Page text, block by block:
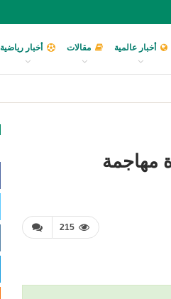
أخبار عالمية مقالات أخبار رياضية
مهاجمة
215